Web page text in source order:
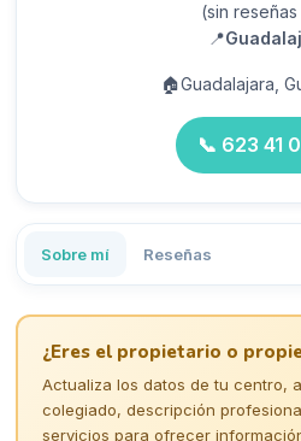
(sin reseñas
📍
🏠Guadalajara,
📞 623 41
Sobre mí Reseñas
¿Eres el propietario o
Actualiza los datos de tu centro,
colegiado, descripción
servicios para ofrecer